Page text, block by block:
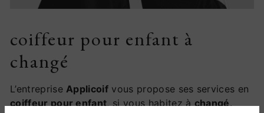
coiffeur pour enfant à
changé
L’entrepriseApplicoif vous propose ses services en
coiffeur pour enfant, si vous habitez àchangé.